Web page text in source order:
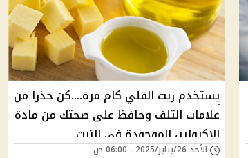
يستخدم زيت القلي كام مرة....كن حذرا من
علامات التلف وحافظ على صحتك من مادة
الاكرولين الموجودة في الزيت
الأحد 26/يناير/2025 - 06:00 ص